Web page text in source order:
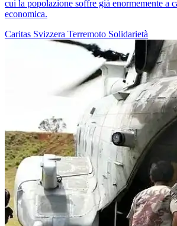
cui la popolazione soffre già enormemente a
economica.
Caritas Svizzera Terremoto Solidarietà